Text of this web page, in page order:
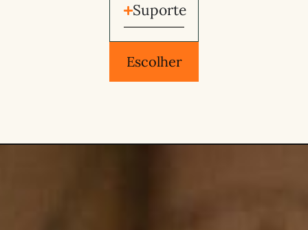
Suporte
Escolher